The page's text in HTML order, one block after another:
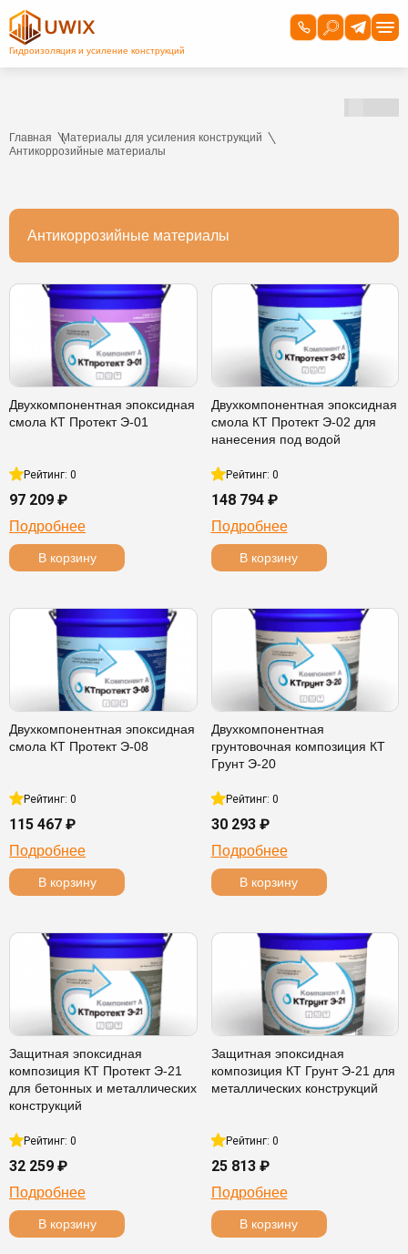
Главная
Материалы для усиления конструкций
Антикоррозийные материалы
Антикоррозийные материалы
Двухкомпонентная эпоксидная
смола КТ Протект Э-01
Рейтинг: 0
97 209 ₽
Подробнее
В корзину
Двухкомпонентная эпоксидная
смола КТ Протект Э-02 для
нанесения под водой
Рейтинг: 0
148 794 ₽
Подробнее
В корзину
Двухкомпонентная эпоксидная
смола КТ Протект Э-08
Рейтинг: 0
115 467 ₽
Подробнее
В корзину
Двухкомпонентная
грунтовочная композиция КТ
Грунт Э-20
Рейтинг: 0
30 293 ₽
Подробнее
В корзину
Защитная эпоксидная
композиция КТ Протект Э-21
для бетонных и металлических
конструкций
Рейтинг: 0
32 259 ₽
Подробнее
В корзину
Защитная эпоксидная
композиция КТ Грунт Э-21 для
металлических конструкций
Рейтинг: 0
25 813 ₽
Подробнее
В корзину